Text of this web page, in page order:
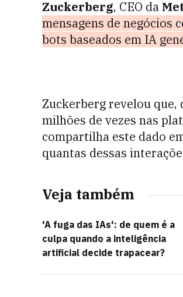
Zuckerberg, CEO da
mensagens de negócios
bots baseados em IA
Zuckerberg revelou que,
milhões de vezes nas
compartilha este dado
quantas dessas
Veja também
'A fuga das IAs': de quem é a
culpa quando a inteligência
artificial decide trapacear?